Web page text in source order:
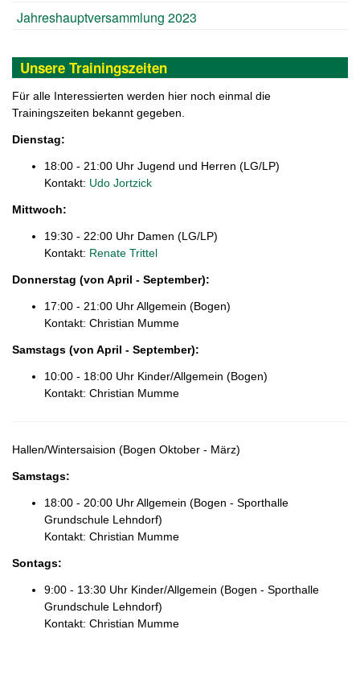
Jahreshauptversammlung 2023
Unsere Trainingszeiten
Für alle Interessierten werden hier noch einmal die
Trainingszeiten bekannt gegeben.
Dienstag:
18:00 - 21:00 Uhr Jugend und Herren (LG/LP)
Kontakt: Udo Jortzick
Mittwoch:
19:30 - 22:00 Uhr Damen (LG/LP)
Kontakt: Renate Trittel
Donnerstag (von April - September):
17:00 - 21:00 Uhr Allgemein (Bogen)
Kontakt: Christian Mumme
Samstags (von April - September):
10:00 - 18:00 Uhr Kinder/Allgemein (Bogen)
Kontakt: Christian Mumme
Hallen/Wintersaision (Bogen Oktober - März)
Samstags:
18:00 - 20:00 Uhr Allgemein (Bogen - Sporthalle
Grundschule Lehndorf)
Kontakt: Christian Mumme
Sontags:
9:00 - 13:30 Uhr Kinder/Allgemein (Bogen - Sporthalle
Grundschule Lehndorf)
Kontakt: Christian Mumme